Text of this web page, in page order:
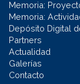
Memoria:
Memoria:
Depósito Digital
Partners
Actualidad
Galerías
Contacto